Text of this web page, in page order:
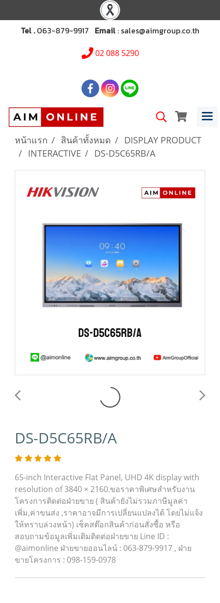
Tel .063-879-9917 Email : sales@aimgroup.co.th
02 088 5290
หน้าแรก สินค้าทั้งหมด
DISPLAY PRODUCT
INTERACTIVE
DS-D5C65RB/A
DS-D5C65RB/A
65-inch Interactive Flat Panel, UHD 4K display with
resolution of 3840 × 2160.ขอราคาพิเศษสำหรับงาน
โครงการติดต่อฝ่ายขาย ( สินค้ายังไม่รวมภาษีมูลค่า
เพิ่ม,ค่าขนส่ง ,ราคาอาจมีการเปลี่ยนแปลงได้ โดยไม่แจ้ง
ให้ทราบล่วงหน้า) เช็คสต๊อกสินค้าก่อนสั่งซื้อ หรือ
สอบถามข้อมูลเพิ่มเติมติดต่อฝ่ายขาย Line ID :
@aimonline ฝ่ายขายออนไลน์ : 063-879-9917 , ฝ่าย
ขายโครงการ : 098-159-0978